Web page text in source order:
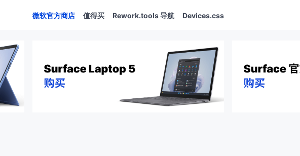
微软官方商店 值得买 Rework.tools 导航 Devices.css